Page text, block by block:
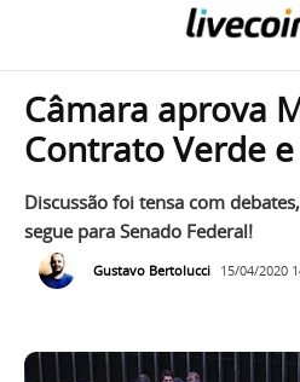
Câmara aprova
Contrato Verde
Discussão foi tensa com
segue para Senado Federal!
Gustavo Bertolucci 15/04/2020